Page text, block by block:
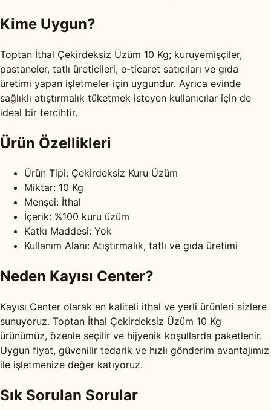
Kime Uygun?
Toptan İthal Çekirdeksiz Üzüm 10 Kg; kuruyemişçiler,
pastaneler, tatlı üreticileri, e-ticaret satıcıları ve gıda
üretimi yapan işletmeler için uygundur. Ayrıca evinde
sağlıklı atıştırmalık tüketmek isteyen kullanıcılar için de
ideal bir tercihtir.
Ürün Özellikleri
Ürün Tipi: Çekirdeksiz Kuru Üzüm
Miktar: 10 Kg
Menşei: İthal
İçerik: %100 kuru üzüm
Katkı Maddesi: Yok
Kullanım Alanı: Atıştırmalık, tatlı ve gıda üretimi
Neden Kayısı Center?
Kayısı Center olarak en kaliteli ithal ve yerli ürünleri sizlere
sunuyoruz. Toptan İthal Çekirdeksiz Üzüm 10 Kg
ürünümüz, özenle seçilir ve hijyenik koşullarda paketlenir.
Uygun fiyat, güvenilir tedarik ve hızlı gönderim avantajımız
ile işletmenize değer katıyoruz.
Sık Sorulan Sorular